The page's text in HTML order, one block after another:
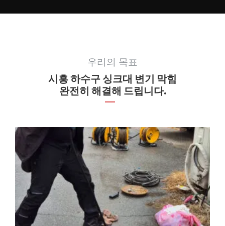
우리의 목표
시흥 하수구 싱크대 변기 막힘
완전히 해결해 드립니다.